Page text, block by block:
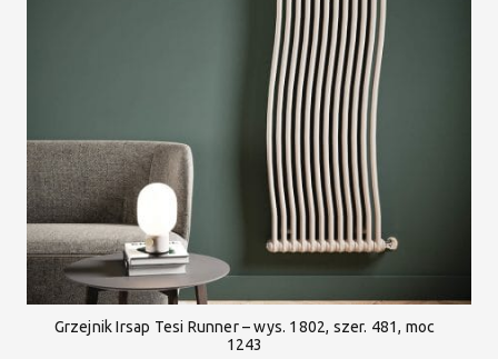
Grzejnik Irsap Tesi Runner – wys. 1802, szer. 481, moc
1243